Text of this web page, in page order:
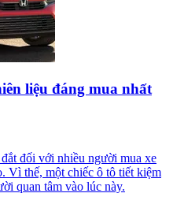
liệu đáng mua nhất
đối với nhiều người mua xe
Vì thế, một chiếc ô tô tiết kiệm
quan tâm vào lúc này.